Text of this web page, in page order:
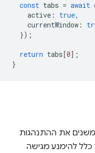
const tabs = await
active : true,
currentWindow :
});
return tabs[0];
}
את ההתנהגות
להימנע מגישה